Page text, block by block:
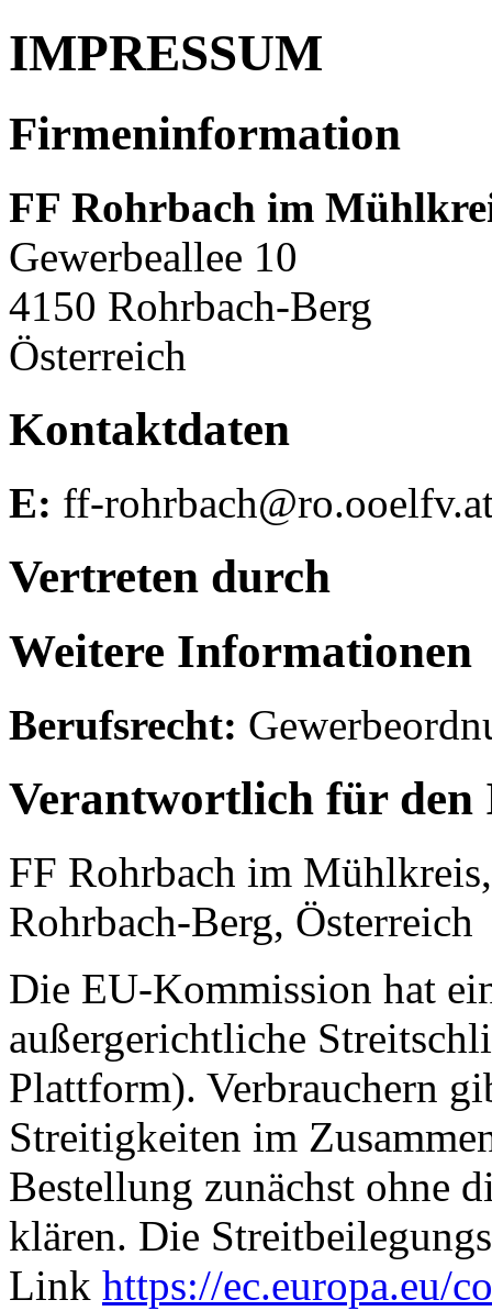
IMPRESSUM
Firmeninformation
FF Rohrbach im
Gewerbeallee 10
4150 Rohrbach-Berg
Österreich
Kontaktdaten
E: ff-
Vertreten durch
Weitere Informationen
Berufsrecht:
Verantwortlich für den
FF Rohrbach im
Rohrbach-Berg, Österreich
Die EU-Kommission hat
außergerichtliche
Plattform). Verbrauchern
Streitigkeiten im
Bestellung zunächst ohne
klären. Die
Link https://ec.europa.eu/